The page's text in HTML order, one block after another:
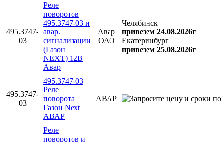
495.3747-
03
Реле
поворотов
495.3747-03 и
авар.
сигнализации
(Газон
NEXT) 12В
Авар
Авар
ОАО
Челябинск
привезем 24.08.2026г
Екатеринбург
привезем 25.08.2026г
495.3747-
03
495.3747-03
Реле
поворота
Газон Next
АВАР
АВАР
Реле
поворотов и